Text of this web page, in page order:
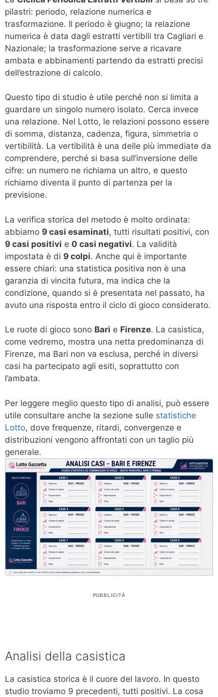
pilastri: periodo, relazione numerica e
trasformazione. Il periodo è giugno; la relazione
numerica è data dagli estratti vertibili tra Cagliari e
Nazionale; la trasformazione serve a ricavare
ambata e abbinamenti partendo da estratti precisi
dell’estrazione di calcolo.
Questo tipo di studio è utile perché non si limita a
guardare un singolo numero isolato. Cerca invece
una relazione. Nel Lotto, le relazioni possono essere
di somma, distanza, cadenza, figura, simmetria o
vertibilità. La vertibilità è una delle più immediate da
comprendere, perché si basa sull’inversione delle
cifre: un numero ne richiama un altro, e questo
richiamo diventa il punto di partenza per la
previsione.
La verifica storica del metodo è molto ordinata:
abbiamo 9 casi esaminati, tutti risultati positivi, con
9 casi positivi e 0 casi negativi. La validità
impostata è di 9 colpi. Anche qui è importante
essere chiari: una statistica positiva non è una
garanzia di vincita futura, ma indica che la
condizione, quando si è presentata nel passato, ha
avuto una risposta entro il ciclo di gioco considerato.
Le ruote di gioco sono Bari e Firenze. La casistica,
come vedremo, mostra una netta predominanza di
Firenze, ma Bari non va esclusa, perché in diversi
casi ha partecipato agli esiti, soprattutto con
l’ambata.
Per leggere meglio questo tipo di analisi, può essere
utile consultare anche la sezione sulle statistiche
Lotto, dove frequenze, ritardi, convergenze e
distribuzioni vengono affrontati con un taglio più
generale.
PUBBLICITÀ
Analisi della casistica
La casistica storica è il cuore del lavoro. In questo
studio troviamo 9 precedenti, tutti positivi. La cosa